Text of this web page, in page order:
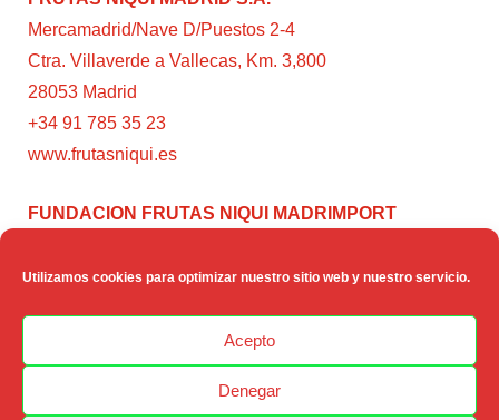
Utilizamos cookies para optimizar nuestro sitio web y nuestro servicio.
Acepto
Denegar
Mercamadrid/Nave D/Puestos 2-4
Ctra. Villaverde a Vallecas, Km. 3,800
28053 Madrid
+34 91 785 35 23
www.frutasniqui.es
FUNDACION FRUTAS NIQUI MADRIMPORT
28224 – Pozuelo de Alarcón (Madrid)